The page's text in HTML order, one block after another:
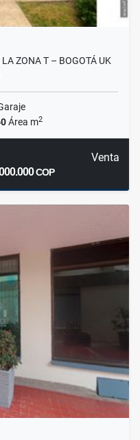
ZONA T – BOGOTÁ UK
Área m2
Venta
COP